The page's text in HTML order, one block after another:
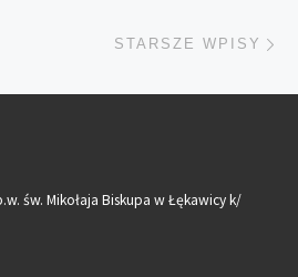
STARSZE WPISY
św. Mikołaja Biskupa w Łękawicy k/